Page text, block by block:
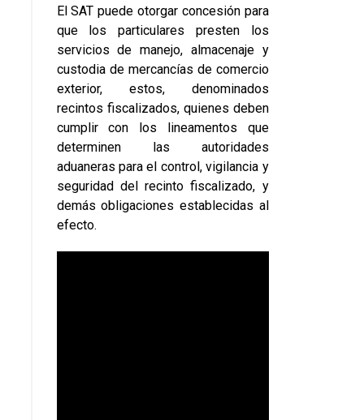
El SAT puede otorgar concesión para
que los particulares presten los
servicios de manejo, almacenaje y
custodia de mercancías de comercio
exterior, estos, denominados
recintos fiscalizados, quienes deben
cumplir con los lineamentos que
determinen las autoridades
aduaneras para el control, vigilancia y
seguridad del recinto fiscalizado, y
demás obligaciones establecidas al
efecto.